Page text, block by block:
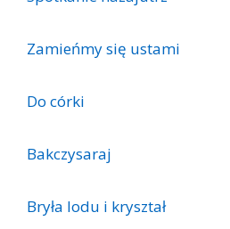
Zamieńmy się ustami
Do córki
Bakczysaraj
Bryła lodu i kryształ